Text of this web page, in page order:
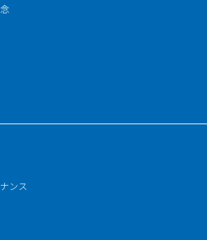
ンス